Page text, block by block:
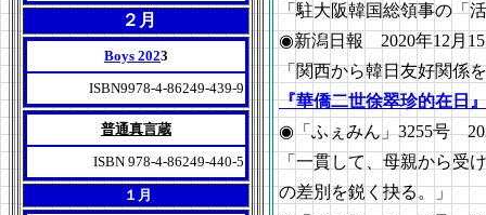
２月
Boys 2023
ISBN9978-4-86249-439-9
普通真言蔵
ISBN 978-4-86249-440-5
１月
「駐大阪韓国総領事の「
◉新潟日報 2020年12月
「関西から韓日友好関係
『華僑二世徐翠珍的在日』
◉「ふぇみん」3255号
「一貫して、母親から受
の差別を鋭く抉る。」